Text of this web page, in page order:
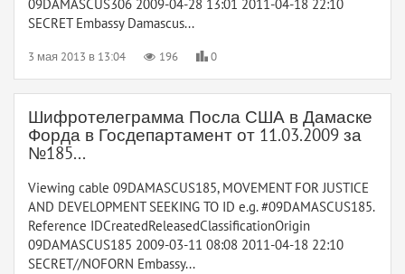
09DAMASCUS306 2009-04-28 13:01 2011-04-18 22:10
SECRET Embassy Damascus...
3 мая 2013 в 13:04 196 0
Шифротелеграмма Посла США в Дамаске
Форда в Госдепартамент от 11.03.2009 за
№185...
Viewing cable 09DAMASCUS185, MOVEMENT FOR JUSTICE
AND DEVELOPMENT SEEKING TO ID e.g. #09DAMASCUS185.
Reference IDCreatedReleasedClassificationOrigin
09DAMASCUS185 2009-03-11 08:08 2011-04-18 22:10
SECRET//NOFORN Embassy...